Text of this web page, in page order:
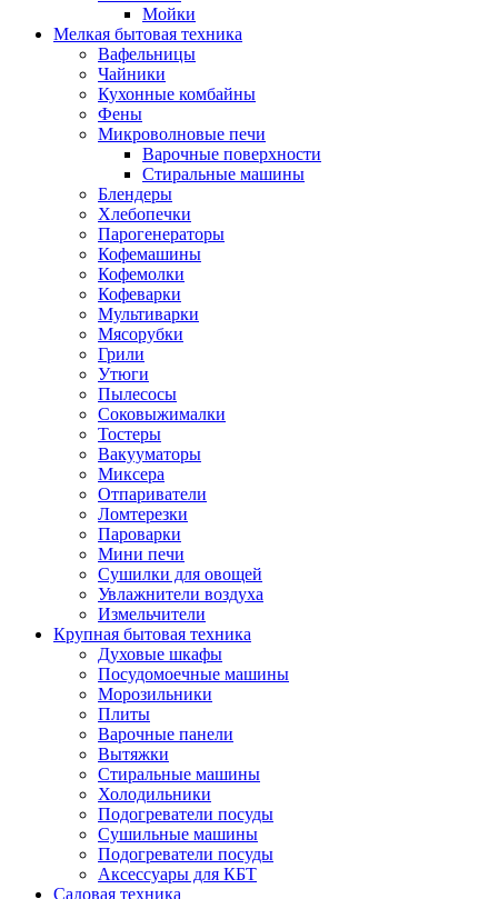
Мойки
Мелкая бытовая техника
Вафельницы
Чайники
Кухонные комбайны
Фены
Микроволновые печи
Варочные поверхности
Стиральные машины
Блендеры
Хлебопечки
Парогенераторы
Кофемашины
Кофемолки
Кофеварки
Мультиварки
Мясорубки
Грили
Утюги
Пылесосы
Соковыжималки
Тостеры
Вакууматоры
Миксера
Отпариватели
Ломтерезки
Пароварки
Мини печи
Сушилки для овощей
Увлажнители воздуха
Измельчители
Крупная бытовая техника
Духовые шкафы
Посудомоечные машины
Морозильники
Плиты
Варочные панели
Вытяжки
Стиральные машины
Холодильники
Подогреватели посуды
Сушильные машины
Подогреватели посуды
Аксессуары для КБТ
Садовая техника